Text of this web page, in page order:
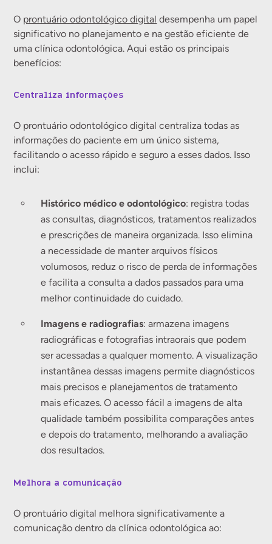
O prontuário odontológico digital desempenha um papel
significativo no planejamento e na gestão eficiente de
uma clínica odontológica. Aqui estão os principais
benefícios:
Centraliza informações
O prontuário odontológico digital centraliza todas as
informações do paciente em um único sistema,
facilitando o acesso rápido e seguro a esses dados. Isso
inclui:
Histórico médico e odontológico: registra todas
as consultas, diagnósticos, tratamentos realizados
e prescrições de maneira organizada. Isso elimina
a necessidade de manter arquivos físicos
volumosos, reduz o risco de perda de informações
e facilita a consulta a dados passados para uma
melhor continuidade do cuidado.
Imagens e radiografias: armazena imagens
radiográficas e fotografias intraorais que podem
ser acessadas a qualquer momento. A visualização
instantânea dessas imagens permite diagnósticos
mais precisos e planejamentos de tratamento
mais eficazes. O acesso fácil a imagens de alta
qualidade também possibilita comparações antes
e depois do tratamento, melhorando a avaliação
dos resultados.
Melhora a comunicação
O prontuário digital melhora significativamente a
comunicação dentro da clínica odontológica ao: